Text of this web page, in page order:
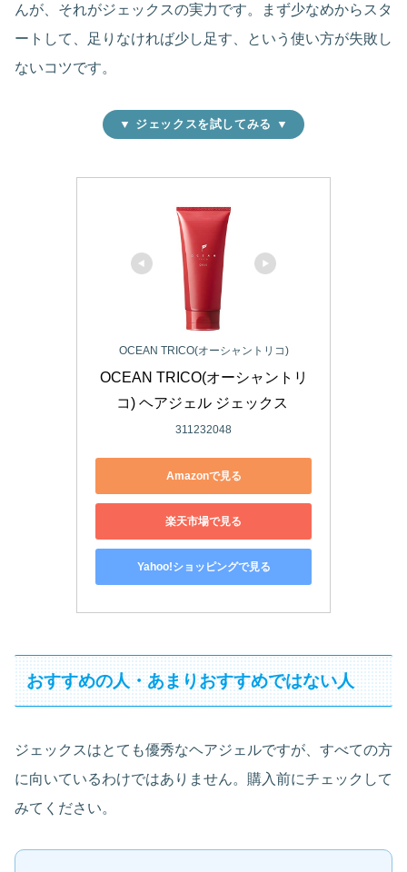
んが、それがジェックスの実力です。まず少なめからスタ
ートして、足りなければ少し足す、という使い方が失敗し
ないコツです。
▼ ジェックスを試してみる ▼
OCEAN TRICO(オーシャントリコ)
OCEAN TRICO(オーシャントリ
コ) ヘアジェル ジェックス
311232048
Amazonで見る
楽天市場で見る
Yahoo!ショッピングで見る
おすすめの人・あまりおすすめではない人
ジェックスはとても優秀なヘアジェルですが、すべての方
に向いているわけではありません。購入前にチェックして
みてください。